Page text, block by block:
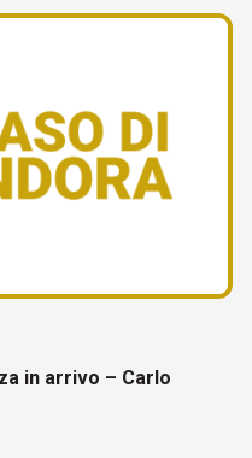
in arrivo – Carlo